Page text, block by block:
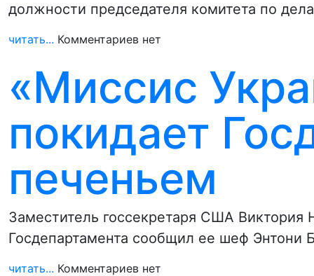
должности председателя комитета по
читать... Комментариев нет
«Миссис
покидает
печеньем
Заместитель госсекретаря США Виктория
Госдепартамента сообщил ее шеф Энтони
читать... Комментариев нет